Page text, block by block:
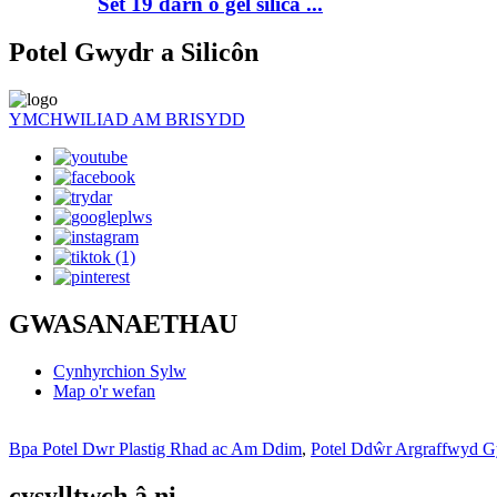
Potel Gwydr a Silicôn
YMCHWILIAD AM BRISYDD
GWASANAETHAU
Cynhyrchion Sylw
Map o'r wefan
Bpa Potel Dwr Plastig Rhad ac Am Ddim, Potel Ddŵr Argraffwyd